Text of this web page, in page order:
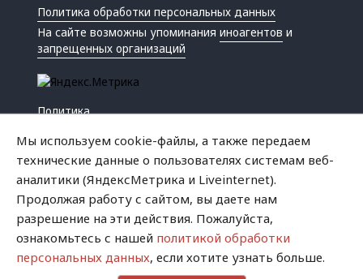
Политика обработки персональных данных
На сайте возможны упоминанияиноагентов и
запрещенных организаций
Политика
Криминал
Успех
Хватит это терпеть
Мы используем cookie-файлы, а также передаем
технические данные о пользователях системам веб-
аналитики (ЯндексМетрика и Liveinternet).
Продолжая работу с сайтом, вы даете нам
разрешение на эти действия. Пожалуйста,
ознакомьтесь с нашей политикой обработки
персональных данных, если хотите узнать больше.